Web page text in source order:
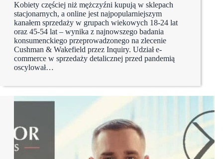
Kobiety częściej niż mężczyźni kupują w sklepach
stacjonarnych, a online jest najpopularniejszym
kanałem sprzedaży w grupach wiekowych 18-24 lat
oraz 45-54 lat – wynika z najnowszego badania
konsumenckiego przeprowadzonego na zlecenie
Cushman & Wakefield przez Inquiry. Udział e-
commerce w sprzedaży detalicznej przed pandemią
oscylował…